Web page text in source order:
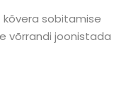
sobitamise
võrrandi joonistada